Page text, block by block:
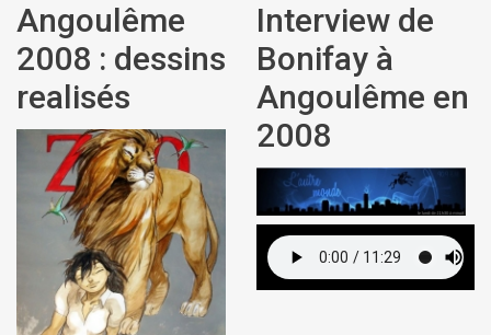
Angoulême
2008 : dessins
realisés
Interview de
Bonifay à
Angoulême en
2008